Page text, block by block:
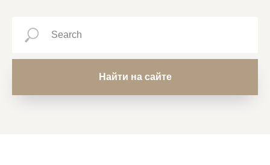
Найти на сайте